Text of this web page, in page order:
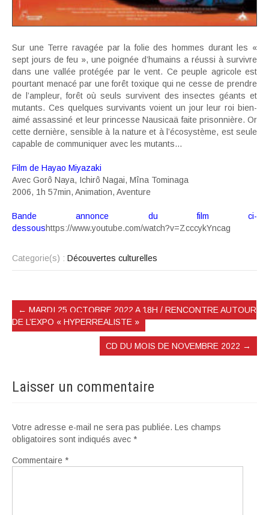
Sur une Terre ravagée par la folie des hommes durant les «
sept jours de feu », une poignée d’humains a réussi à survivre
dans une vallée protégée par le vent. Ce peuple agricole est
pourtant menacé par une forêt toxique qui ne cesse de prendre
de l’ampleur, forêt où seuls survivent des insectes géants et
mutants. Ces quelques survivants voient un jour leur roi bien-
aimé assassiné et leur princesse Nausicaä faite prisonnière. Or
cette dernière, sensible à la nature et à l’écosystème, est seule
capable de communiquer avec les mutants…
Film de Hayao Miyazaki
Avec Gorô Naya, Ichirô Nagai, Mîna Tominaga
2006, 1h 57min, Animation, Aventure
Bande annonce du film ci-
dessoushttps://www.youtube.com/watch?v=ZcccykYncag
Categorie(s) : Découvertes culturelles
← MARDI 25 OCTOBRE 2022 A 18H / RENCONTRE AUTOUR
DE L’EXPO « HYPERREALISTE »
CD DU MOIS DE NOVEMBRE 2022 →
Laisser un commentaire
Votre adresse e-mail ne sera pas publiée. Les champs
obligatoires sont indiqués avec *
Commentaire *